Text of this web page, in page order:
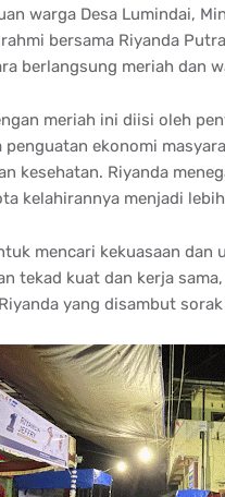
warga Desa Lumindai,
bersama Riyanda
berlangsung meriah dan
meriah ini diisi oleh
penguatan ekonomi
kesehatan. Riyanda
kelahirannya menjadi
mencari kekuasaan
tekad kuat dan kerja
yang disambut